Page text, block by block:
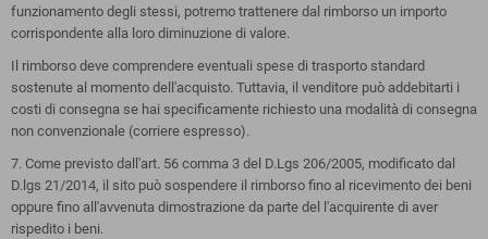
funzionamento degli stessi, potremo trattenere dal rimborso un importo
corrispondente alla loro diminuzione di valore.
Il rimborso deve comprendere eventuali spese di trasporto standard
sostenute al momento dell'acquisto. Tuttavia, il venditore può addebitarti i
costi di consegna se hai specificamente richiesto una modalità di consegna
non convenzionale (corriere espresso).
7. Come previsto dall'art. 56 comma 3 del D.Lgs 206/2005, modificato dal
D.lgs 21/2014, il sito può sospendere il rimborso fino al ricevimento dei beni
oppure fino all'avvenuta dimostrazione da parte del l'acquirente di aver
rispedito i beni.